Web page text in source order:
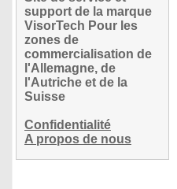
support de la marque
VisorTech Pour les
zones de
commercialisation de
l'Allemagne, de
l'Autriche et de la
Suisse
Confidentialité
A propos de nous